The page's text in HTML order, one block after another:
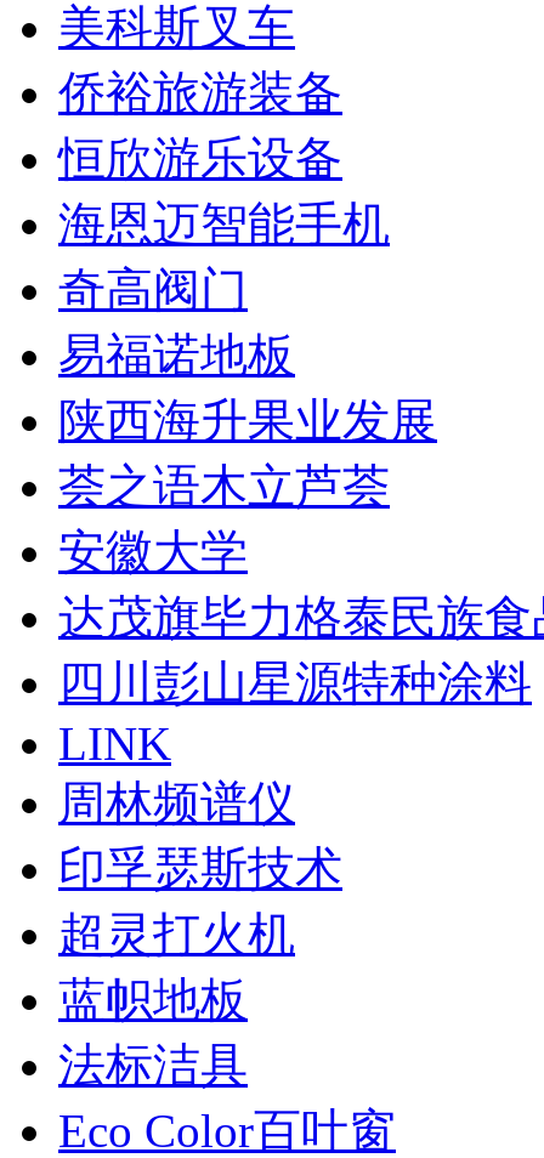
美科斯叉车
侨裕旅游装备
恒欣游乐设备
海恩迈智能手机
奇高阀门
易福诺地板
陕西海升果业发展
荟之语木立芦荟
安徽大学
达茂旗毕力格泰民族食
四川彭山星源特种涂料
LINK
周林频谱仪
印孚瑟斯技术
超灵打火机
蓝帜地板
法标洁具
Eco Color百叶窗